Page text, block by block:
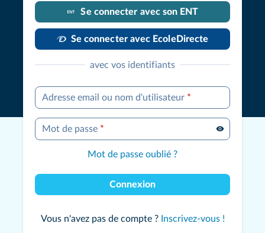
Se connecter avec son ENT
Se connecter avec EcoleDirecte
avec vos identifiants
Adresse email ou nom d'utilisateur *
Mot de passe *
Mot de passe oublié ?
Connexion
Vous n'avez pas de compte ? Inscrivez-vous !